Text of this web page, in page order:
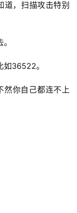
道，扫描攻击特别
如36522。
然你自己都连不上